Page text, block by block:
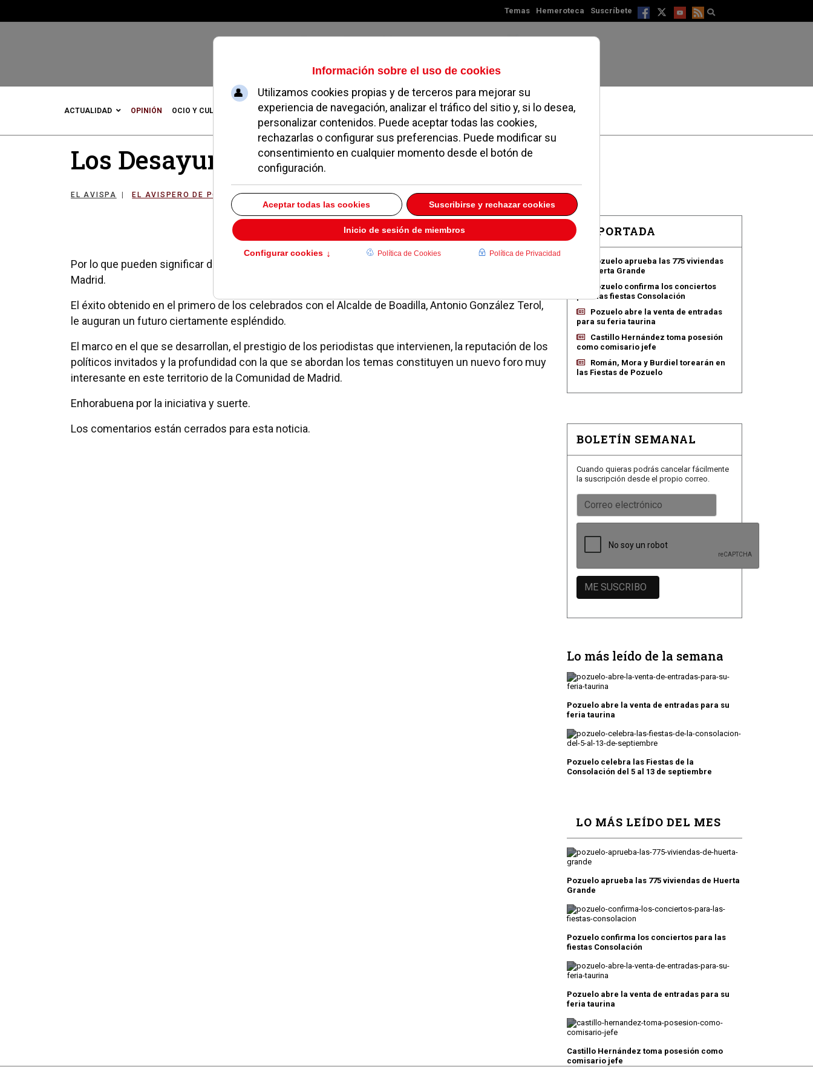
Temas Hemeroteca Suscríbete
Viernes, 07 de agosto de 2026
ACTUALIDAD OPINIÓN OCIO Y CULTURA DEPORTES MADRID NOROESTE SOCIEDAD MAGAZINE SERVICIOS
Los Desayunos de Madrid Actual
EL AVISPA EL AVISPERO DE POZUELO 25 OCTUBRE 2012
Por lo que pueden significar de dinamización y vertebración política de los pueblos del Noroeste de
Madrid.
El éxito obtenido en el primero de los celebrados con el Alcalde de Boadilla, Antonio González Terol,
le auguran un futuro ciertamente espléndido.
El marco en el que se desarrollan, el prestigio de los periodistas que intervienen, la reputación de los
políticos invitados y la profundidad con la que se abordan los temas constituyen un nuevo foro muy
interesante en este territorio de la Comunidad de Madrid.
Enhorabuena por la iniciativa y suerte.
Los comentarios están cerrados para esta noticia.
EN PORTADA
Pozuelo aprueba las 775 viviendas
de Huerta Grande
Pozuelo confirma los conciertos
para las fiestas Consolación
Pozuelo abre la venta de entradas
para su feria taurina
Castillo Hernández toma posesión
como comisario jefe
Román, Mora y Burdiel torearán en
las Fiestas de Pozuelo
BOLETÍN SEMANAL
Cuando quieras podrás cancelar fácilmente
la suscripción desde el propio correo.
Lo más leído de la semana
Pozuelo abre la venta de entradas para su
feria taurina
Pozuelo celebra las Fiestas de la
Consolación del 5 al 13 de septiembre
LO MÁS LEÍDO DEL MES
Pozuelo aprueba las 775 viviendas de Huerta
Grande
Pozuelo confirma los conciertos para las
fiestas Consolación
Pozuelo abre la venta de entradas para su
feria taurina
Castillo Hernández toma posesión como
comisario jefe